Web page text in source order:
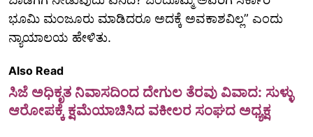
ಭೂಮಿ ಮಂಜೂರು ಮಾಡಿದರೂ ಅದಕ್ಕೆ ಅವಕಾಶವಿಲ್ಲ” ಎಂದು
ನ್ಯಾಯಾಲಯ ಹೇಳಿತು.
Also Read
ಸಿಜೆ ಅಧಿಕೃತ ನಿವಾಸದಿಂದ ದೇಗುಲ ತೆರವು ವಿವಾದ: ಸುಳ್ಳು
ಆರೋಪಕ್ಕೆ ಕ್ಷಮೆಯಾಚಿಸಿದ ವಕೀಲರ ಸಂಘದ ಅಧ್ಯಕ್ಷ